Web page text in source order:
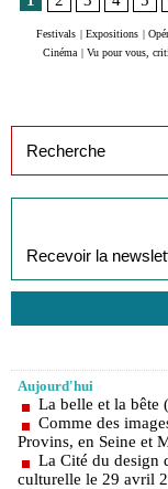
Festivals Expositions
Cinéma
Vu pour vous,
Aujourd'hui
La belle et la bête
Comme des
Provins, en Seine et
La Cité du design
culturelle le 29 avril